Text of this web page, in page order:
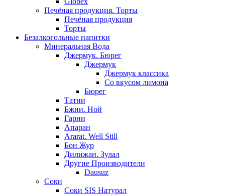
Печёная продукция. Торты
Печёная продукция
Торты
Безалкогольные напитки
Минеральная Вода
Джермук. Бюрег
Джермук
Джермук классика
Со вкусом лимона
Бюрег
Татни
Бжни. Ной
Гарни
Апаран
Ararat. Well Still
Бон Жур
Дилижан. Зулал
Другие Производители
Dausuz
Соки
Соки SIS Натурал